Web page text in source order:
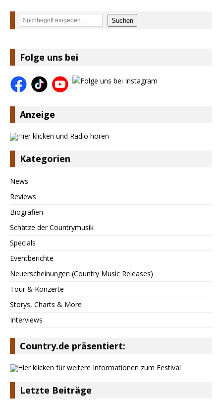
Suchen Suchen
Folge uns bei
Anzeige
Kategorien
News
Reviews
Biografien
Schätze der Countrymusik
Specials
Eventberichte
Neuerscheinungen (Country Music Releases)
Tour & Konzerte
Storys, Charts & More
Interviews
Country.de präsentiert:
Letzte Beiträge